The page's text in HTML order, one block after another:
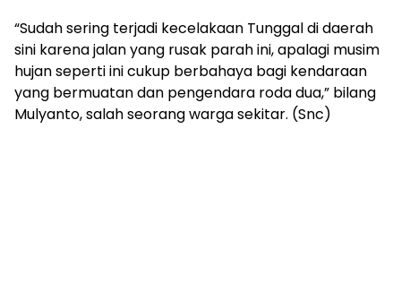
“Sudah sering terjadi kecelakaan Tunggal di daerah
sini karena jalan yang rusak parah ini, apalagi musim
hujan seperti ini cukup berbahaya bagi kendaraan
yang bermuatan dan pengendara roda dua,” bilang
Mulyanto, salah seorang warga sekitar. (Snc)